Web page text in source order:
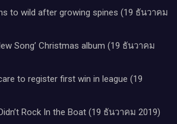
to wild after growing spines (19 ธันวาคม
Song’ Christmas album (19 ธันวาคม
to register first win in league (19
Rock In the Boat (19 ธันวาคม 2019)